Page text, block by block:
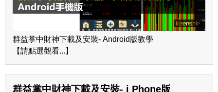
群益掌中財神下載及安裝- Android版教學
【請點選觀看...】
群益掌中財神下載及安裝- i Phone版